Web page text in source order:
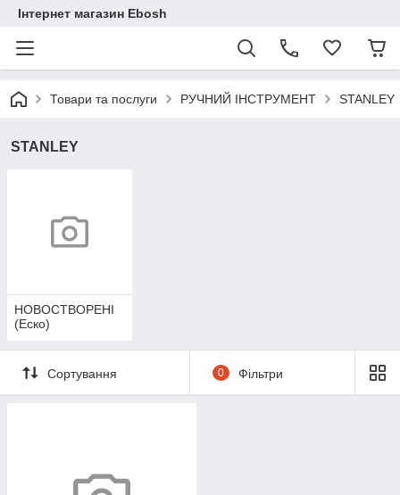
Інтернет магазин Ebosh
Товари та послуги РУЧНИЙ ІНСТРУМЕНТ STANLEY
STANLEY
НОВОСТВОРЕНІ
(Еско)
Сортування 0 Фільтри